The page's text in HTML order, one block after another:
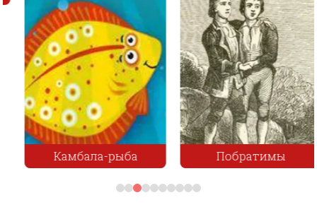
Камбала-рыба Побратимы